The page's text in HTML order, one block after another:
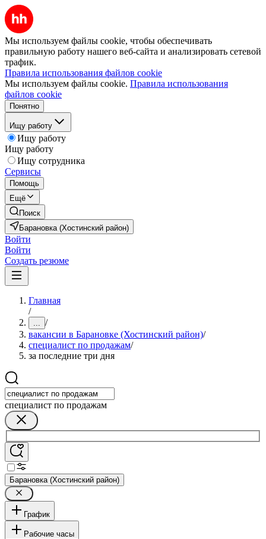
Мы используем файлы cookie, чтобы обеспечивать
правильную работу нашего веб-сайта и анализировать сетевой
трафик.
Правила использования файлов cookie
Мы используем файлы cookie. Правила использования
файлов cookie
Понятно
Ищу работу
Ищу работу
Ищу работу
Ищу сотрудника
Сервисы
Помощь
Ещё
Поиск
Барановка (Хостинский район)
Войти
Войти
Создать резюме
Главная
/
... /
вакансии в Барановке (Хостинский район)/
специалист по продажам/
за последние три дня
специалист по продажам
Барановка (Хостинский район)
График
Рабочие часы